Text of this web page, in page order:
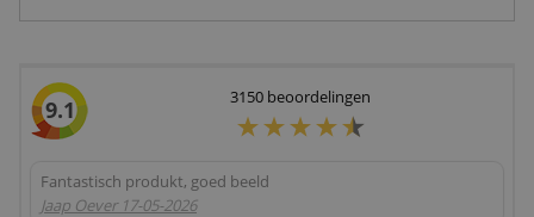
9.1 3150 beoordelingen
Fantastisch produkt, goed beeld
Jaap Oever 17-05-2026